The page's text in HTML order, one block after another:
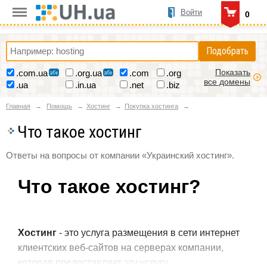
0
Войти
Подобрать
.com.ua .org.ua .com
.org
.ua
.in.ua .net .biz
Показать
все домены
Главная Помощь Хостинг Покупка хостинга
Что такое хостинг
Ответы на вопросы от компании «Украинский хостинг».
Что такое хостинг?
Хостинг - это услуга размещения в сети интернет
клиентских веб-сайтов на серверах компании,
которая предоставляет эту услугу.